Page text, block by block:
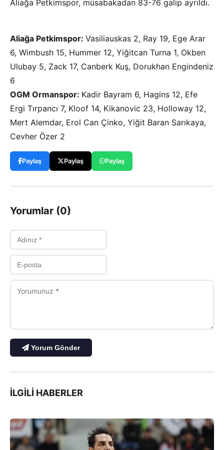
Aliağa Petkimspor, müsabakadan 83-76 galip ayrıldı.
Aliağa Petkimspor: Vasiliauskas 2, Ray 19, Ege Arar
6, Wimbush 15, Hummer 12, Yiğitcan Turna 1, Okben
Ulubay 5, Zack 17, Canberk Kuş, Dorukhan Engindeniz
6
OGM Ormanspor: Kadir Bayram 6, Hagins 12, Efe
Ergi Tırpancı 7, Kloof 14, Kikanovic 23, Holloway 12,
Mert Alemdar, Erol Can Çinko, Yiğit Baran Sarıkaya,
Cevher Özer 2
Paylaş Paylaş Paylaş
Yorumlar (0)
Yorum Gönder
İLGILI HABERLER